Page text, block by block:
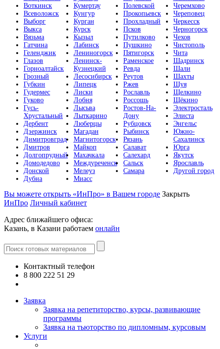
Воткинск
Всеволожск
Выборг
Выкса
Вязьма
Гатчина
Геленджик
Глазов
Горноалтайск
Грозный
Губкин
Гудермес
Гуково
Гусь-
Хрустальный
Дербент
Дзержинск
Димитровград
Дмитров
Долгопрудный
Домодедово
Донской
Дубна
Кумертау
Кунгур
Курган
Курск
Кызыл
Лабинск
Лениногорск
Ленинск-
Кузнецкий
Лесосибирск
Липецк
Лиски
Лобня
Лысьва
Лыткарино
Люберцы
Магадан
Магнитогорск
Майкоп
Махачкала
Междуреченск
Мелеуз
Миасс
Полевской
Прокопьевск
Прохладный
Псков
Путилково
Пушкино
Пятигорск
Раменское
Ревда
Реутов
Ржев
Рославль
Россошь
Ростов-На-
Дону
Рубцовск
Рыбинск
Рязань
Салават
Салехард
Сальск
Самара
Черемхово
Череповец
Черкесск
Черногорск
Чехов
Чистополь
Чита
Шадринск
Шали
Шахты
Шуя
Щелкино
Щёкино
Электросталь
Элиста
Энгельс
Южно-
Сахалинск
Юрга
Якутск
Ярославль
Другой город
Вы можете открыть «ИнПро» в Вашем городе Закрыть
ИнПро Личный кабинет
Адрес ближайшего офиса:
Казань, в Казани работаем онлайн
Контактный телефон
8 800 222 51 29
Заявка
Заявка на репетиторство, курсы, развивающие
программы
Заявка на тьюторство по дипломным, курсовым
Услуги